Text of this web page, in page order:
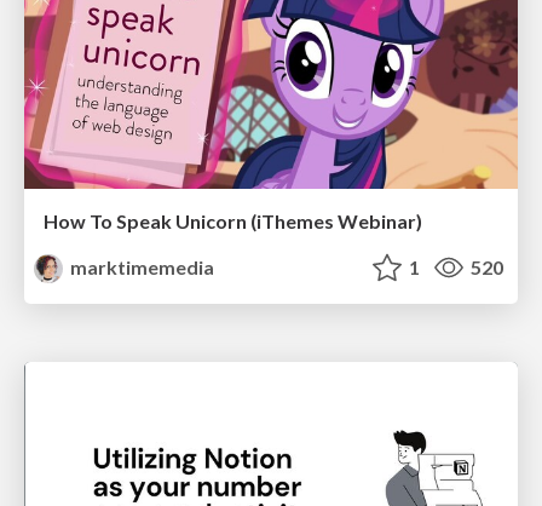
How To Speak Unicorn (iThemes Webinar)
marktimemedia
1 520